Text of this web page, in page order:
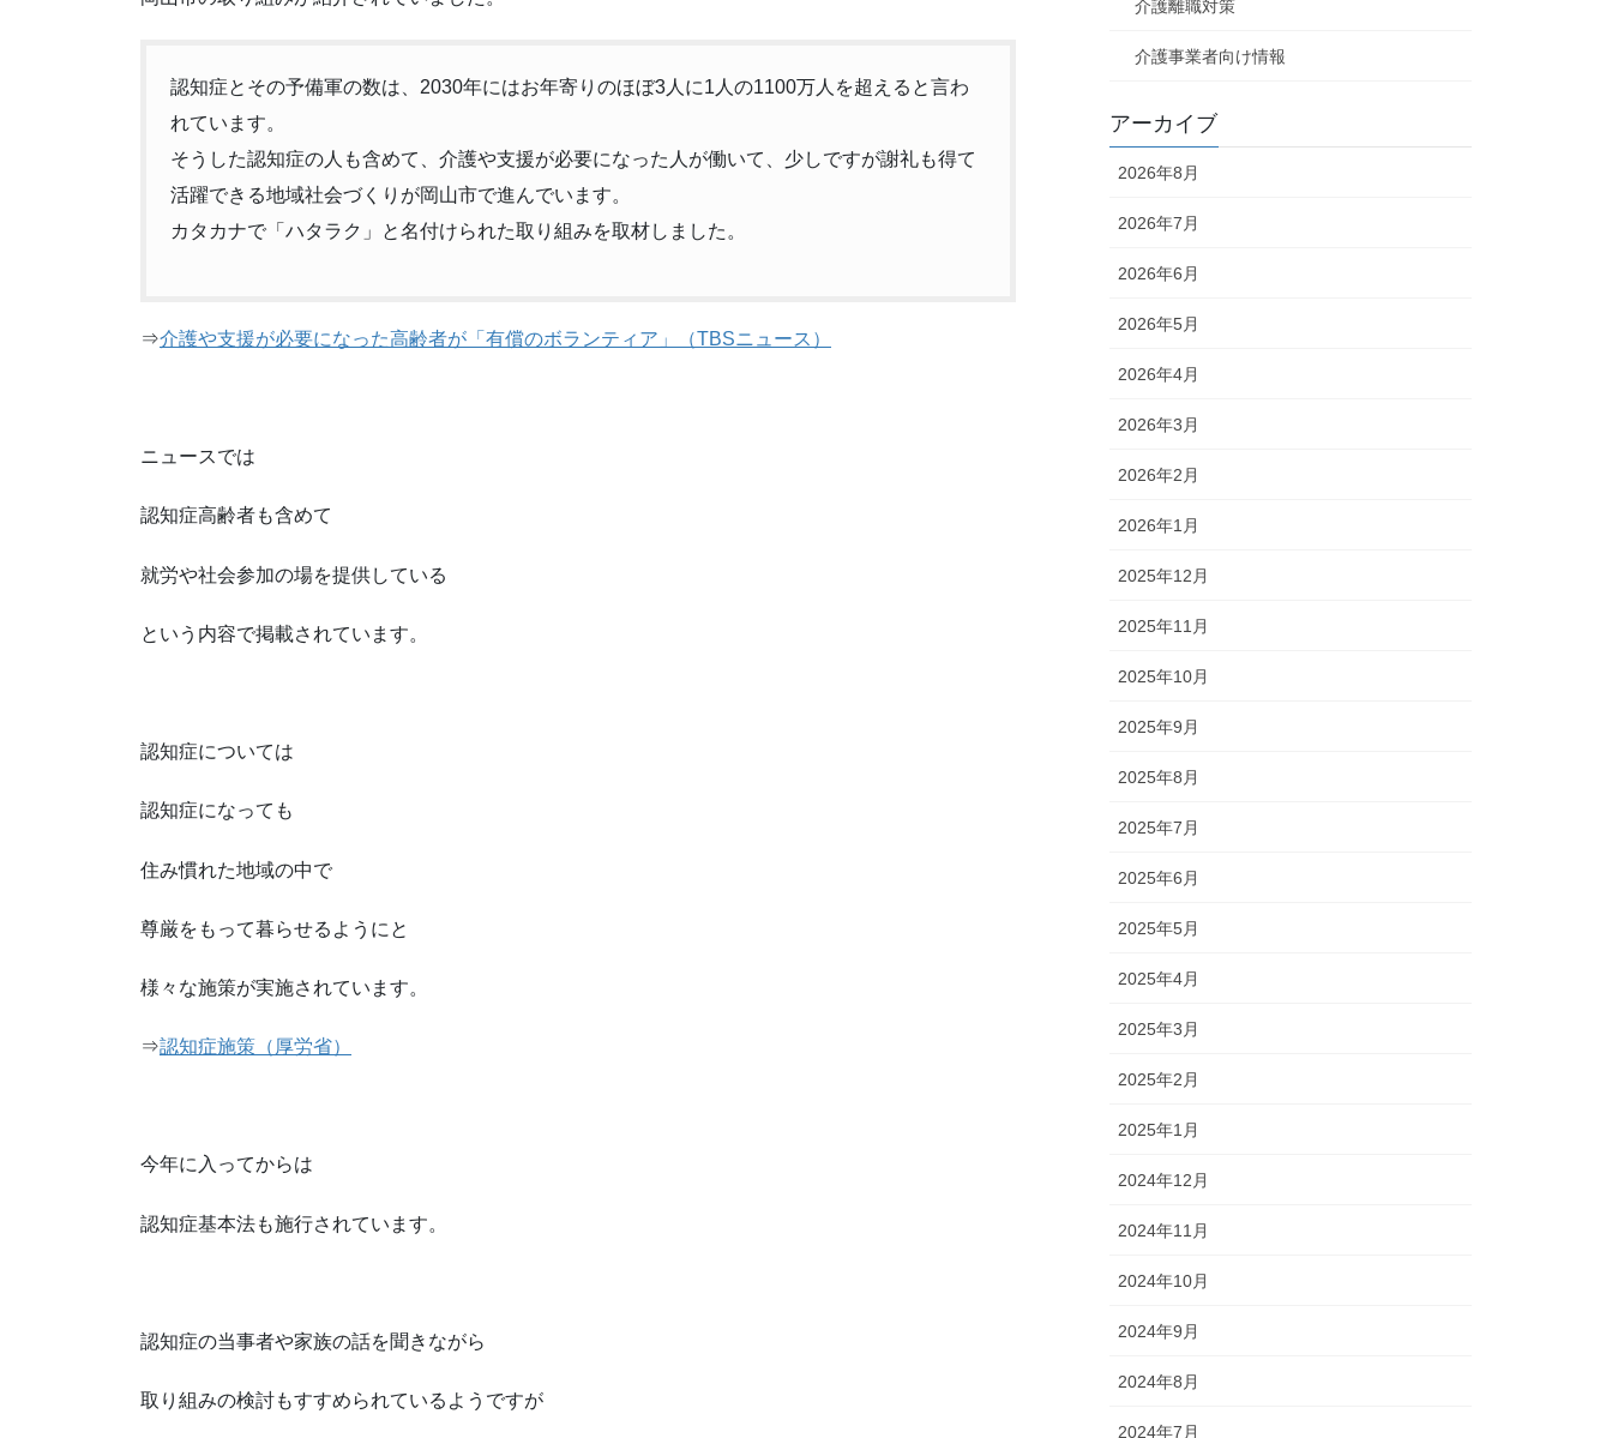
認知症とその予備軍の数は、2030年にはお年寄りのほぼ3人に1人の1100万人を超えると言わ
れています。
そうした認知症の人も含めて、介護や支援が必要になった人が働いて、少しですが謝礼も得て
活躍できる地域社会づくりが岡山市で進んでいます。
カタカナで「ハタラク」と名付けられた取り組みを取材しました。
⇒介護や支援が必要になった高齢者が「有償のボランティア」（TBSニュース）
ニュースでは
認知症高齢者も含めて
就労や社会参加の場を提供している
という内容で掲載されています。
認知症については
認知症になっても
住み慣れた地域の中で
尊厳をもって暮らせるようにと
様々な施策が実施されています。
⇒認知症施策（厚労省）
今年に入ってからは
認知症基本法も施行されています。
認知症の当事者や家族の話を聞きながら
取り組みの検討もすすめられているようですが
介護離職対策
介護事業者向け情報
アーカイブ
2026年8月
2026年7月
2026年6月
2026年5月
2026年4月
2026年3月
2026年2月
2026年1月
2025年12月
2025年11月
2025年10月
2025年9月
2025年8月
2025年7月
2025年6月
2025年5月
2025年4月
2025年3月
2025年2月
2025年1月
2024年12月
2024年11月
2024年10月
2024年9月
2024年8月
2024年7月